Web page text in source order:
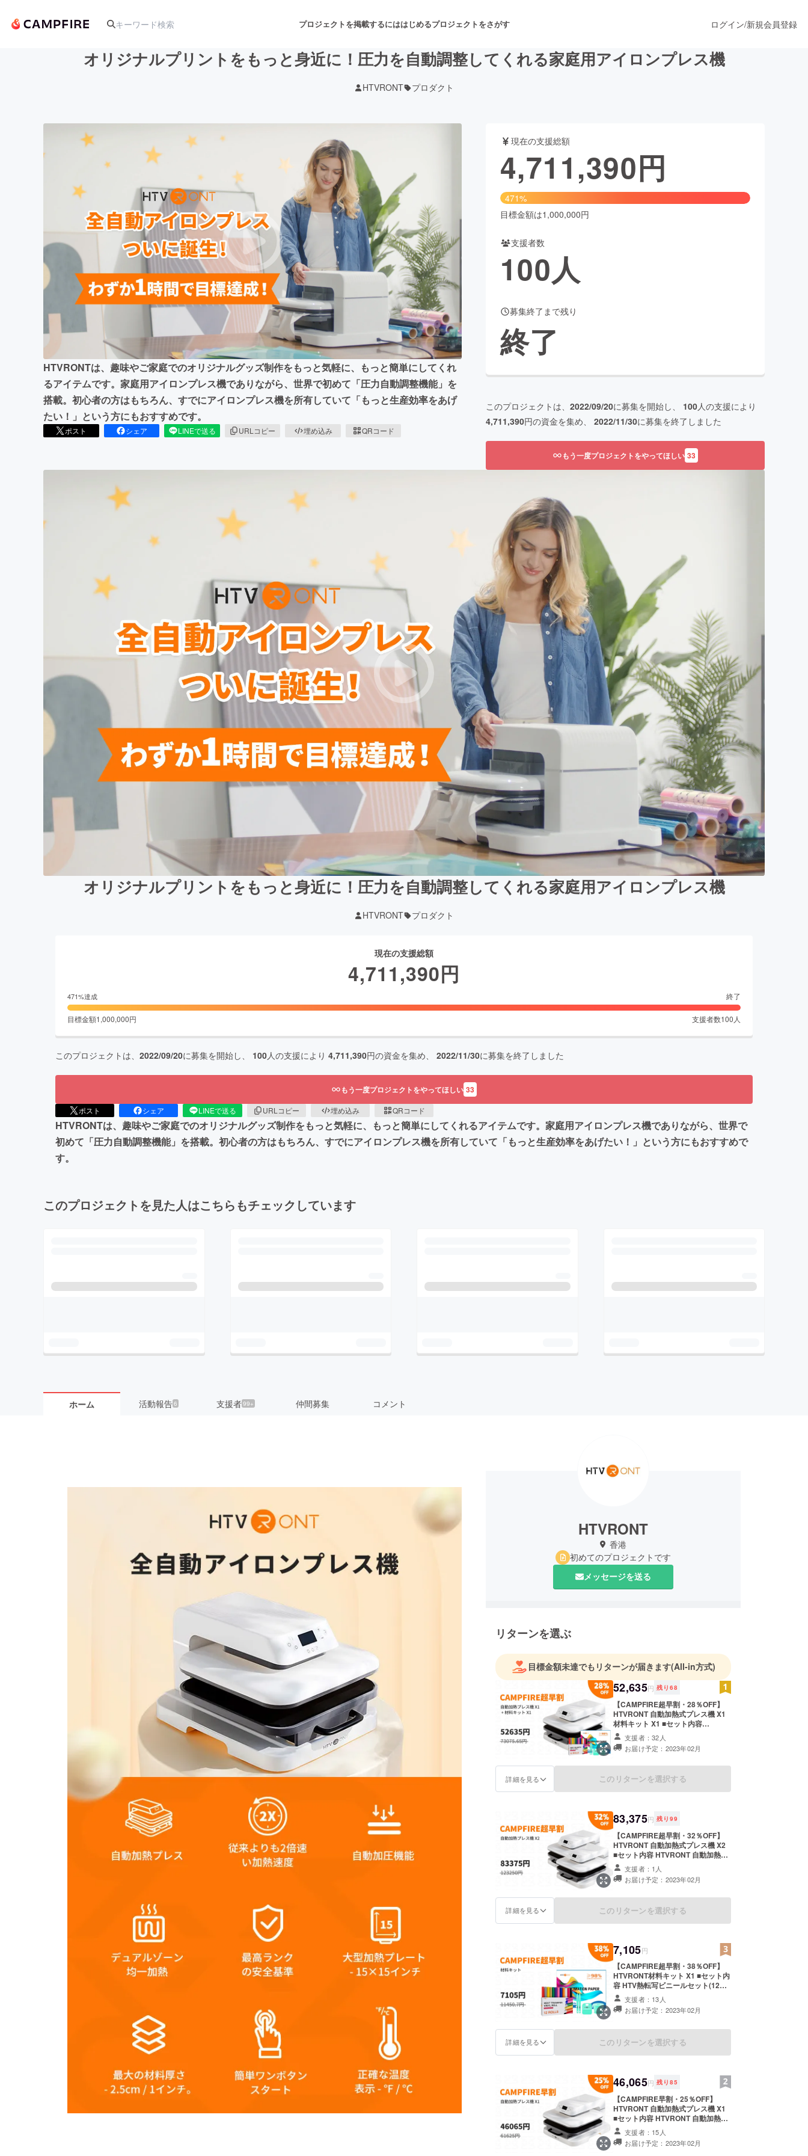
プロジェクトを掲載するにははじめるプロジェクトをさがす
アート・写真 舞台・パフォーマンス
テクノロジー・ガジェット ゲーム・サービス開発 ファッション
映像・映画 書籍・雑誌出版
ビジネス・起業 チャレンジ ビューティー・ヘルスケア
まちづくり・地域活性化
CAMPFIRE for Social GoodCAMPFIRE Creation
CAMPFIREふるさと納税machi-yaコミュニティ
ログイン/新規会員登録
オリジナルプリントをもっと身近に！圧力を自動調整してくれる家庭用アイロンプレス機
HTVRONT プロダクト
HTVRONTは、趣味やご家庭でのオリジナルグッズ制作をもっと気軽に、もっと簡単にしてくれ
るアイテムです。家庭用アイロンプレス機でありながら、世界で初めて「圧力自動調整機能」を
搭載。初心者の方はもちろん、すでにアイロンプレス機を所有していて「もっと生産効率をあげ
たい！」という方にもおすすめです。
ポスト シェア LINEで送る URLコピー 埋め込み QRコード
現在の支援総額
4,711,390円
471%
目標金額は1,000,000円
支援者数
100人
募集終了まで残り
終了
このプロジェクトは、 2022/09/20に募集を開始し、 100人の支援により
4,711,390円の資金を集め、 2022/11/30に募集を終了しました
もう一度プロジェクトをやってほしい 33
オリジナルプリントをもっと身近に！圧力を自動調整してくれる家庭用アイロンプレス機
HTVRONT プロダクト
現在の支援総額
4,711,390円
471%達成 終了
目標金額1,000,000円 支援者数100 人
このプロジェクトは、 2022/09/20に募集を開始し、 100人の支援により 4,711,390円の資金を集め、 2022/11/30に募集を終了しました
もう一度プロジェクトをやってほしい 33
ポスト シェア LINEで送る URLコピー 埋め込み QRコード
HTVRONTは、趣味やご家庭でのオリジナルグッズ制作をもっと気軽に、もっと簡単にしてくれるアイテムです。家庭用アイロンプレス機でありながら、世界で
初めて「圧力自動調整機能」を搭載。初心者の方はもちろん、すでにアイロンプレス機を所有していて「もっと生産効率をあげたい！」という方にもおすすめで
す。
このプロジェクトを見た人はこちらもチェックしています
ホーム 活動報告6 支援者99+ 仲間募集 コメント
HTVRONT
香港
初めてのプロジェクトです
メッセージを送る
リターンを選ぶ
目標金額未達でもリターンが届きます(All-in方式)
52,635円 残り 68
【CAMPFIRE超早割・28％OFF】
HTVRONT 自動加熱式プレス機 X1
材料キット X1 ■セット内容
HTVRONT 自動加熱式プレス機※X1
加熱プレスマットX1 製品取扱説明
書 X1 HTV熱転写ビニールセット(12
ウィーディングツールセット X1 ※電
源ケーブルは本体に付属しています
のみ） ※ご注文状況、供給状況、最
後する場合があります。 ※開発中の
製品につきましては、デザイン・仕
様が一部変更になる可能性もござい
ます。その場合は、活動レポートに
てご報告させて頂きますので、そち
らをご確認ください。
支援者：32人
お届け予定：2023年02月
詳細を見る このリターンを選択する
83,375円 残り 99
【CAMPFIRE超早割・32％OFF】
HTVRONT 自動加熱式プレス機 X2
■セット内容 HTVRONT 自動加熱式
プレス機※X2 加熱プレスマットX2
製品取扱説明書 X2 ※電源ケーブルは
本体に付属しています ■一般販売予
状況、供給状況、最終調整の都合等
により出荷時期が前後する場合があ
ては、デザイン・仕様が一部変更に
なる可能性もございます。その場合
は、活動レポートにてご報告させて
頂きますので、そちらをご確認くだ
さい。
支援者：1人
お届け予定：2023年02月
詳細を見る このリターンを選択する
7,105円
【CAMPFIRE超早割・38％OFF】
HTVRONT材料キット X1 ■セット内
容 HTV熱転写ビニールセット(12
パック – 30cm×152cm) X1 昇華紙
(120 枚 – 21.59 x 27.94cm) X1
ウィーディングツールセット X1 ■一
※ご注文状況、供給状況、最終調整
部変更になる可能性もございます。
その場合は、活動レポートにてご報
告させて頂きますので、そちらをご
確認ください。
支援者：13人
お届け予定：2023年02月
詳細を見る このリターンを選択する
46,065円 残り 85
【CAMPFIRE早割・25％OFF】
HTVRONT 自動加熱式プレス機 X1
■セット内容 HTVRONT 自動加熱式
プレス機※X1 加熱プレスマットX1
製品取扱説明書 X1 ※電源ケーブルは
本体に付属しています ■一般販売予
支援者：15人
お届け予定：2023年02月